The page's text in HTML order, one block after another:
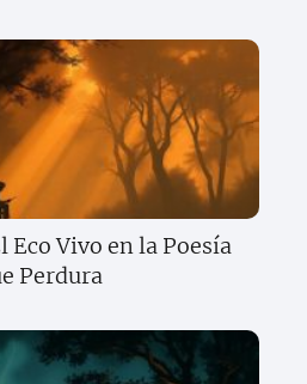
Eco Vivo en la Poesía
Perdura